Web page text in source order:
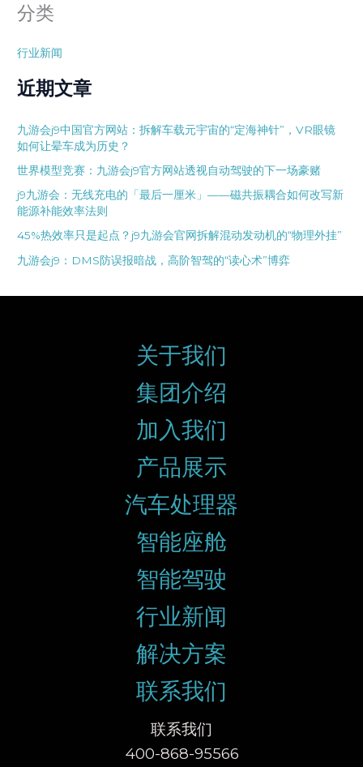
分类
行业新闻
近期文章
九游会j9中国官方网站：拆解车载元宇宙的“定海神针”，VR眼镜
如何让晕车成为历史？
世界模型竞赛：九游会j9官方网站透视自动驾驶的下一场豪赌
j9九游会：无线充电的「最后一厘米」——磁共振耦合如何改写新
能源补能效率法则
45%热效率只是起点？j9九游会官网拆解混动发动机的“物理外挂”
九游会j9：DMS防误报暗战，高阶智驾的“读心术”博弈
关于我们
集团介绍
加入我们
产品展示
汽车处理器
智能座舱
智能驾驶
行业新闻
解决方案
联系我们
联系我们
400-868-95566